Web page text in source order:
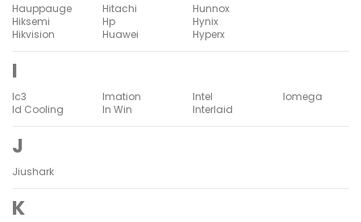
Hauppauge
Hiksemi
Hikvision
Hitachi
Hp
Huawei
Hunnox
Hynix
Hyperx
I
Ic3
Id Cooling
Imation
In Win
Intel
Interlaid
Iomega
J
Jiushark
K